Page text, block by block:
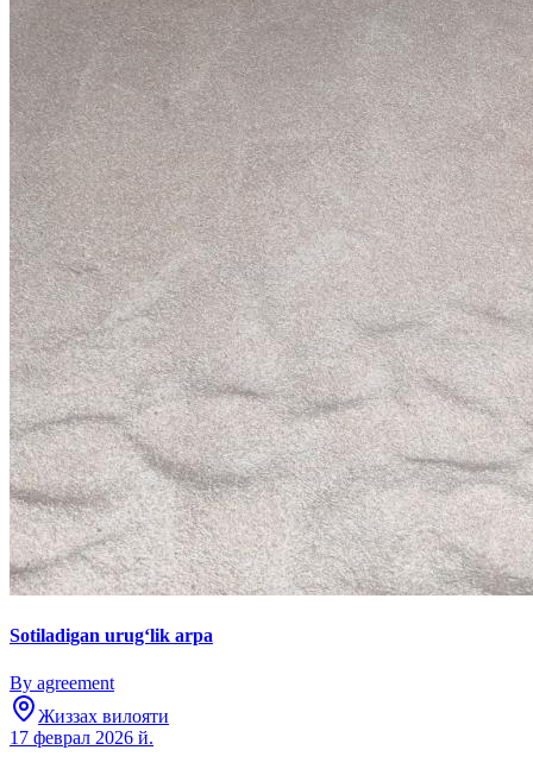
Sotiladigan urugʻlik arpa
By agreement
Жиззах вилояти
17 феврал 2026 й.